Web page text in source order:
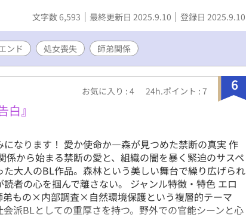
文字数 6,593 最終更新日 2025.9.10 登録日 2025.9.10
ンド 処女喪失 師弟関係
6
お気に入り : 4 24h.ポイント : 7
白』
になります！ 愛か使命か―森が見つめた禁断の真実 作
係から始まる禁断の愛と、組織の闇を暴く緊迫のサスペ
た大人のBL作品。森林という美しい舞台で繰り広げられ
者の心を掴んで離さない。 ジャンル特徴・特色 エロ
弟もの×内部調査×自然環境保護という複層的テーマ
派BLとしての重厚さを持つ。野外での官能シーンと心